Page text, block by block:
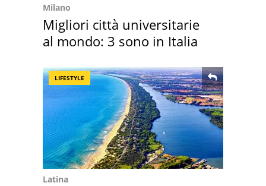
Milano
Migliori città universitarie
al mondo: 3 sono in Italia
LIFESTYLE
Latina